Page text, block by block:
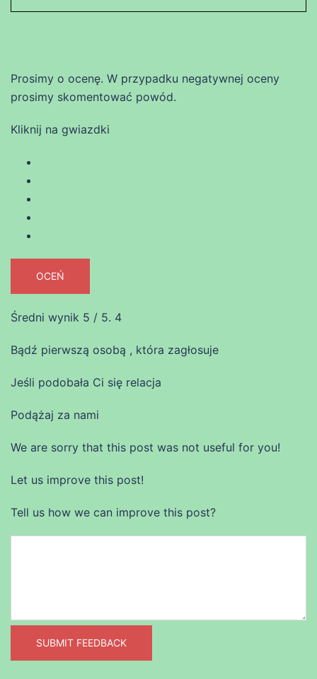
Prosimy o ocenę. W przypadku negatywnej oceny
prosimy skomentować powód.
Kliknij na gwiazdki
OCEŃ
Średni wynik 5 / 5. 4
Bądź pierwszą osobą , która zagłosuje
Jeśli podobała Ci się relacja
Podążaj za nami
We are sorry that this post was not useful for you!
Let us improve this post!
Tell us how we can improve this post?
SUBMIT FEEDBACK